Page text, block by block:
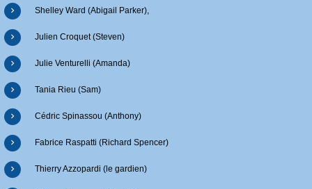
Shelley Ward (Abigail Parker),
Julien Croquet (Steven)
Julie Venturelli (Amanda)
Tania Rieu (Sam)
Cédric Spinassou (Anthony)
Fabrice Raspatti (Richard Spencer)
Thierry Azzopardi (le gardien)